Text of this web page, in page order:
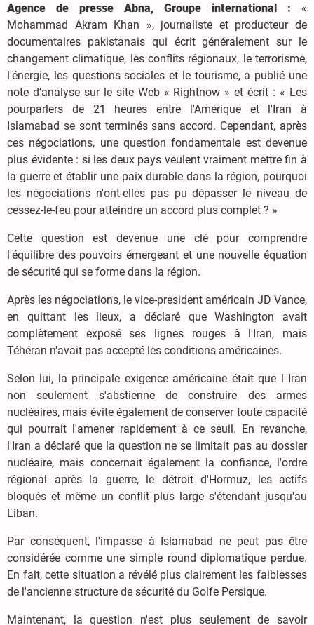
Agence de presse Abna, Groupe international : «
Mohammad Akram Khan », journaliste et producteur de
documentaires pakistanais qui écrit généralement sur le
changement climatique, les conflits régionaux, le terrorisme,
l'énergie, les questions sociales et le tourisme, a publié une
note d'analyse sur le site Web « Rightnow » et écrit : « Les
pourparlers de 21 heures entre l'Amérique et l'Iran à
Islamabad se sont terminés sans accord. Cependant, après
ces négociations, une question fondamentale est devenue
plus évidente : si les deux pays veulent vraiment mettre fin à
la guerre et établir une paix durable dans la région, pourquoi
les négociations n'ont-elles pas pu dépasser le niveau de
cessez-le-feu pour atteindre un accord plus complet ? »
Cette question est devenue une clé pour comprendre
l'équilibre des pouvoirs émergeant et une nouvelle équation
de sécurité qui se forme dans la région.
Après les négociations, le vice-president américain JD Vance,
en quittant les lieux, a déclaré que Washington avait
complètement exposé ses lignes rouges à l'Iran, mais
Téhéran n'avait pas accepté les conditions américaines.
Selon lui, la principale exigence américaine était que l Iran
non seulement s'abstienne de construire des armes
nucléaires, mais évite également de conserver toute capacité
qui pourrait l'amener rapidement à ce seuil. En revanche,
l'Iran a déclaré que la question ne se limitait pas au dossier
nucléaire, mais concernait également la confiance, l'ordre
régional après la guerre, le détroit d'Hormuz, les actifs
bloqués et même un conflit plus large s'étendant jusqu'au
Liban.
Par conséquent, l'impasse à Islamabad ne peut pas être
considérée comme une simple round diplomatique perdue.
En fait, cette situation a révélé plus clairement les faiblesses
de l'ancienne structure de sécurité du Golfe Persique.
Maintenant, la question n'est plus seulement de savoir